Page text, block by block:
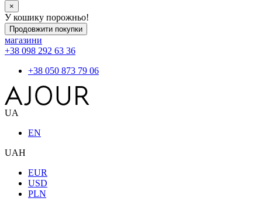
×
У кошику порожньо!
Продовжити покупки
магазини
+38 098 292 63 36
+38 050 873 79 06
UA
EN
UAH
EUR
USD
PLN